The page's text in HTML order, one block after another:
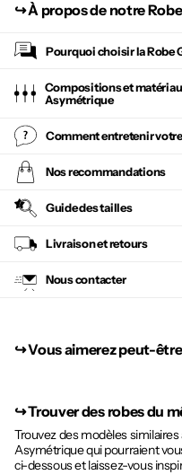
↪︎À propos de notre
Pourquoi choisir laRobe
Compositions et
Asymétrique
Comment entretenir
Nos recommandations
Guide des tailles
Livraison et retours
Nous contacter
↪︎ Vous aimerez peut-
↪︎Trouver des robes du
Trouvez des modèles
Asymétrique qui pourraient
ci-dessous et laissez-vous